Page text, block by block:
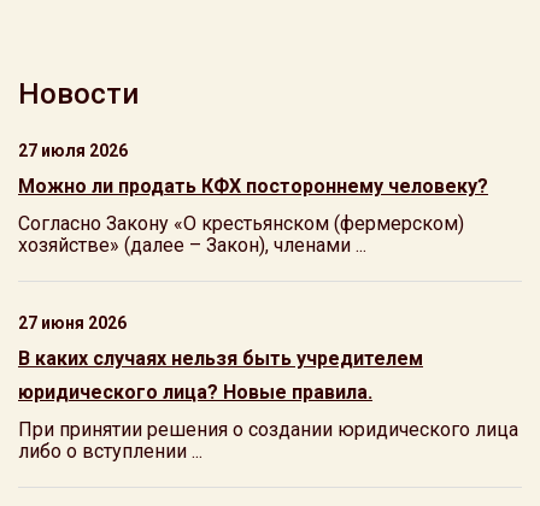
Новости
27 июля 2026
Можно ли продать КФХ постороннему человеку?
Согласно Закону «О крестьянском (фермерском)
хозяйстве» (далее – Закон), членами ...
27 июня 2026
В каких случаях нельзя быть учредителем
юридического лица? Новые правила.
При принятии решения о создании юридического лица
либо о вступлении ...